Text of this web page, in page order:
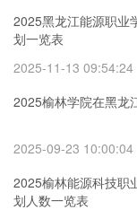
2025黑龙江能源职业
划一览表
2025-11-13 09:54:24
2025榆林学院在黑龙
2025-09-23 10:00:04
2025榆林能源科技职
划人数一览表